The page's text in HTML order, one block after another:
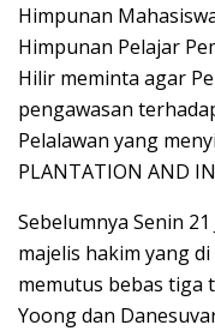
Himpunan
Himpunan Pelajar
Hilir meminta agar
pengawasan
Pelalawan yang
PLANTATION AND
Sebelumnya Senin
majelis hakim yang
memutus bebas tiga
Yoong dan